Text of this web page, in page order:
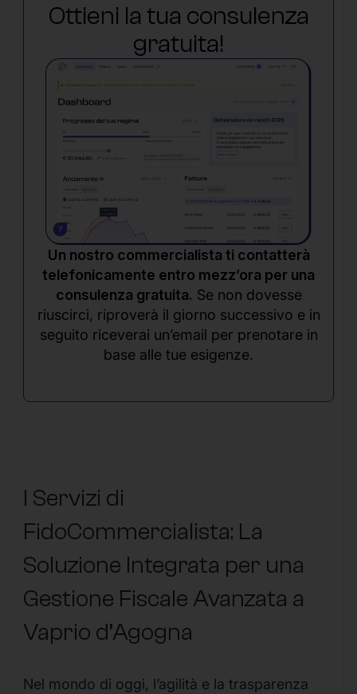
Ottieni la tua consulenza
gratuita!
Un nostro commercialista ti contatterà
telefonicamente entro mezz’ora per una
consulenza gratuita. Se non dovesse
riuscirci, riproverà il giorno successivo e in
seguito riceverai un’email per prenotare in
base alle tue esigenze.
I Servizi di
FidoCommercialista: La
Soluzione Integrata per una
Gestione Fiscale Avanzata a
Vaprio d’Agogna
Nel mondo di oggi, l’agilità e la trasparenza